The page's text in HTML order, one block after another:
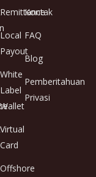
Remittance
Local
Payout
White
Label
Wallet
Virtual
Card
Offshore
Kontak
FAQ
Blog
Pemberitahuan
Privasi